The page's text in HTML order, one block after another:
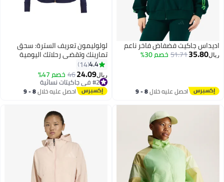
اديداس جاكيت فضفاض فاخر ناعم
ريال35.80
51.71خصم 30%
احصل عليه خلال 8 - 9
8
لولوليمون تعريف السترة: سحق
تمارينك وتقضي رحلاتك اليومية
بأسلوب واحد لتنسيق طوال اليوم
4.4
14
ريال24.09
46 خصم 47%
#2 في جاكيتات نسائية
#2 في جاكيتات نسائية احصل عليه خلال 8 - 9